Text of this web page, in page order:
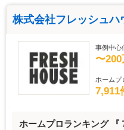
株式会社フレッシュハ
事例中心
〜200
ホームプ
7,911
ホームプロランキング 『